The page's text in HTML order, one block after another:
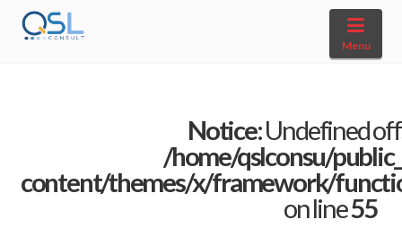
Notice: Undefined
/home/qslconsu/
content/themes/x/framework/
on line55
Menu